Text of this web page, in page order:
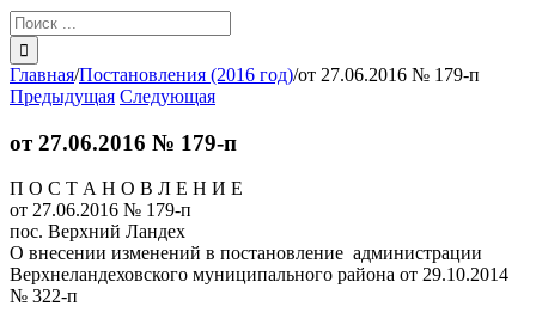
Результат
поиска:
Главная/Постановления (2016 год)/от 27.06.2016 № 179-п
Предыдущая Следующая
от 27.06.2016 № 179-п
П О С Т А Н О В Л Е Н И Е
от 27.06.2016 № 179-п
пос. Верхний Ландех
О внесении изменений в постановление администрации
Верхнеландеховского муниципального района от 29.10.2014
№ 322-п